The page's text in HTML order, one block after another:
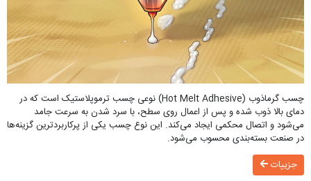
چسب گرماذوب (Hot Melt Adhesive) نوعی چسب ترموپلاستیک است که در
دمای بالا ذوب شده و پس از اعمال روی سطح، با سرد شدن به سرعت جامد
می‌شود و اتصال محکمی ایجاد می‌کند. این نوع چسب یکی از پرکاربردترین گزینه‌ها
در صنعت بسته‌بندی محسوب می‌شود.
جزییات